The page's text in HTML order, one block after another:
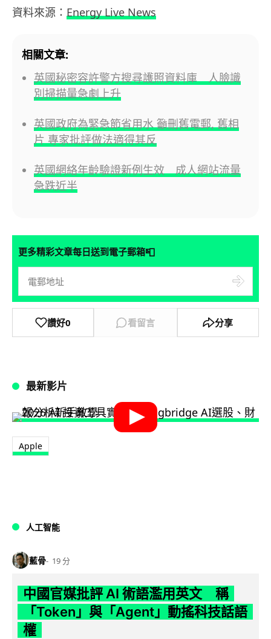
資料來源： Energy Live News
相關文章:
英國秘密容許警方搜尋護照資料庫 人臉識
別掃描量急劇上升
英國政府為緊急節省用水 籲刪舊電郵, 舊相
片 專家批評做法適得其反
英國網絡年齡驗證新例生效 成人網站流量
急跌近半
更多精彩文章每日送到電子郵箱📮
讚好0 看留言 分享
最新影片
Apple
人工智能
藍骨 19 分
中國官媒批評 AI 術語濫用英文 稱
「Token」與「Agent」動搖科技話語
權